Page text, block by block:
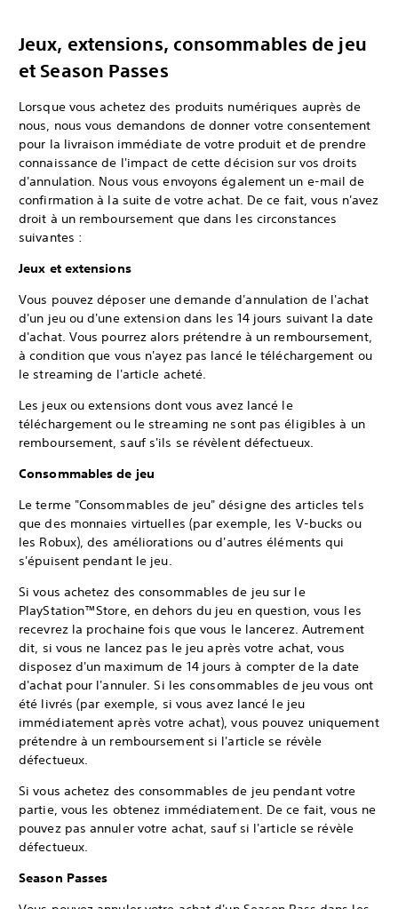
Jeux, extensions, consommables de jeu
et Season Passes
Lorsque vous achetez des produits numériques auprès de
nous, nous vous demandons de donner votre consentement
pour la livraison immédiate de votre produit et de prendre
connaissance de l'impact de cette décision sur vos droits
d'annulation. Nous vous envoyons également un e-mail de
confirmation à la suite de votre achat. De ce fait, vous n'avez
droit à un remboursement que dans les circonstances
suivantes :
Jeux et extensions
Vous pouvez déposer une demande d'annulation de l'achat
d'un jeu ou d'une extension dans les 14 jours suivant la date
d'achat. Vous pourrez alors prétendre à un remboursement,
à condition que vous n'ayez pas lancé le téléchargement ou
le streaming de l'article acheté.
Les jeux ou extensions dont vous avez lancé le
téléchargement ou le streaming ne sont pas éligibles à un
remboursement, sauf s'ils se révèlent défectueux.
Consommables de jeu
Le terme "Consommables de jeu" désigne des articles tels
que des monnaies virtuelles (par exemple, les V-bucks ou
les Robux), des améliorations ou d'autres éléments qui
s'épuisent pendant le jeu.
Si vous achetez des consommables de jeu sur le
PlayStation™Store, en dehors du jeu en question, vous les
recevrez la prochaine fois que vous le lancerez. Autrement
dit, si vous ne lancez pas le jeu après votre achat, vous
disposez d'un maximum de 14 jours à compter de la date
d'achat pour l'annuler. Si les consommables de jeu vous ont
été livrés (par exemple, si vous avez lancé le jeu
immédiatement après votre achat), vous pouvez uniquement
prétendre à un remboursement si l'article se révèle
défectueux.
Si vous achetez des consommables de jeu pendant votre
partie, vous les obtenez immédiatement. De ce fait, vous ne
pouvez pas annuler votre achat, sauf si l'article se révèle
défectueux.
Season Passes